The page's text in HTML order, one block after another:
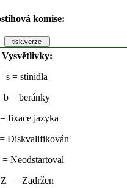
komise:
Vysvětlivky:
s = stínidla
b = beránky
= fixace jazyka
Diskvalifikován
Neodstartoval
Z = Zadržen